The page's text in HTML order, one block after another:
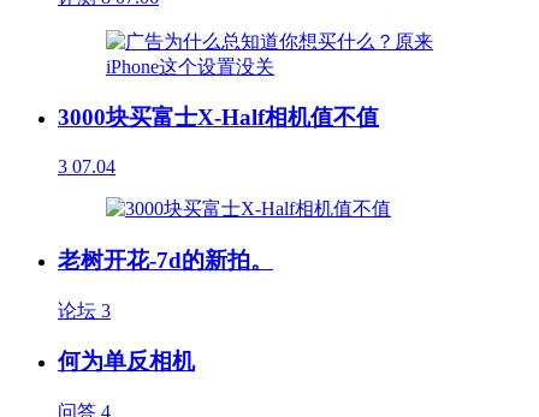
3000块买富士X-Half相机值不值
3 07.04
老树开花-7d的新拍。
论坛 3
何为单反相机
问答 4